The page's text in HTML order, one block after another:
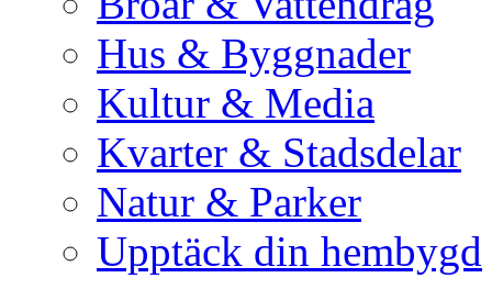
Hus & Byggnader
Kultur & Media
Kvarter & Stadsdelar
Natur & Parker
Upptäck din hembygd